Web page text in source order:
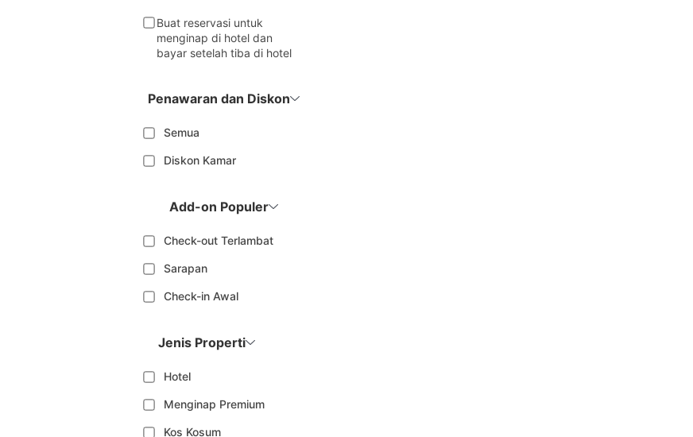
Buat reservasi untuk
menginap di hotel dan
bayar setelah tiba di hotel
Penawaran dan Diskon
Semua
Diskon Kamar
Add-on Populer
Check-out Terlambat
Sarapan
Check-in Awal
Jenis Properti
Hotel
Menginap Premium
Kos Kosum